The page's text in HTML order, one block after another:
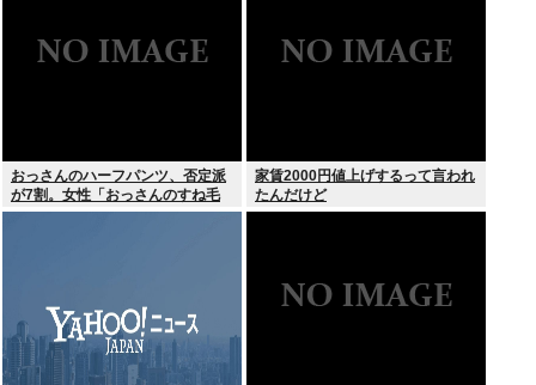
おっさんのハーフパンツ、否定派
が7割。女性「おっさんのすね毛
なんて見たくないじゃないですか
家賃2000円値上げするって言われ
たんだけど